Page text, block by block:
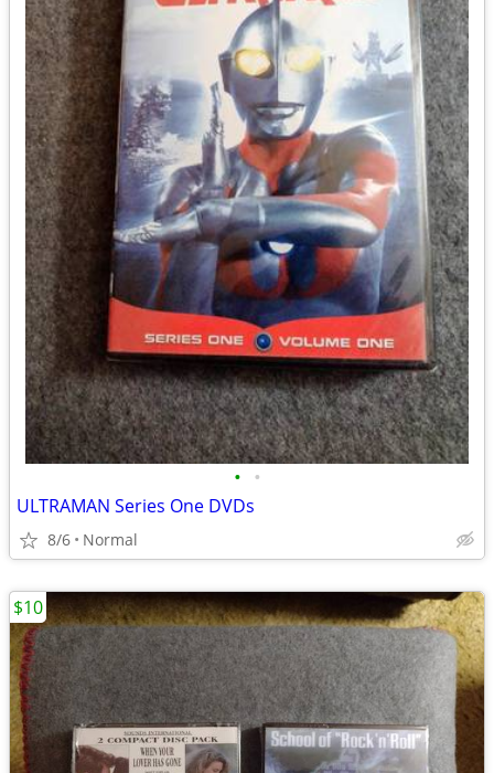
• •
ULTRAMAN Series One DVDs
8/6 Normal
$10